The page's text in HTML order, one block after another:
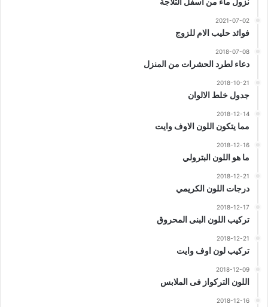
2021-07-02
فوائد حليب الام للزوج
2018-07-08
دعاء لطرد الحشرات من المنزل
2018-10-21
جدول خلط الالوان
2018-12-14
مما يتكون اللون الاوف وايت
2018-12-16
ما هو اللون البترولي
2018-12-21
درجات اللون الكريمي
2018-12-17
تركيب اللون البنى المحروق
2018-12-21
تركيب لون اوف وايت
2018-12-09
اللون التركواز فى الملابس
2018-12-16